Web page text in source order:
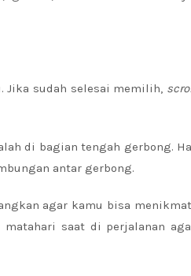
Jika sudah selesai memilih,
di bagian tengah gerbong.
antar gerbong.
agar kamu bisa
matahari saat di perjalanan